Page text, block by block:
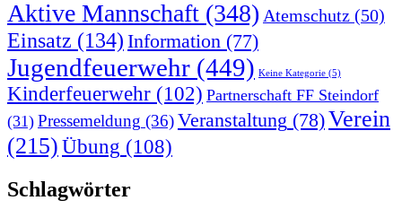
Aktive Mannschaft (348) Atemschutz (50)
Einsatz (134) Information (77)
Jugendfeuerwehr (449) Keine Kategorie (5)
Kinderfeuerwehr (102) Partnerschaft FF Steindorf
(31) Pressemeldung (36)Veranstaltung (78)Verein
(215)Übung (108)
Schlagwörter